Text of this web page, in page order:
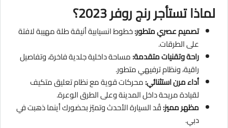
لماذا تستأجر رنج روفر 2023؟
تصميم عصري متطور:خطوط انسيابية أنيقة طلة مهيبة لافتة
على الطرقات.
راحة وتقنيات متقدمة:مساحة داخلية جلدية فاخرة، وتفاصيل
راقية، ونظام ترفيهي متطور.
أداء مرن استثنائي:محركات قوية مع نظام تعليق متكيف
لقيادة مريحة داخل المدينة وعلى الطرق الوعرة.
مظهر مميز:قُد السيارة الأحدث وتميّز بحضورك أينما ذهبت في
دبي.